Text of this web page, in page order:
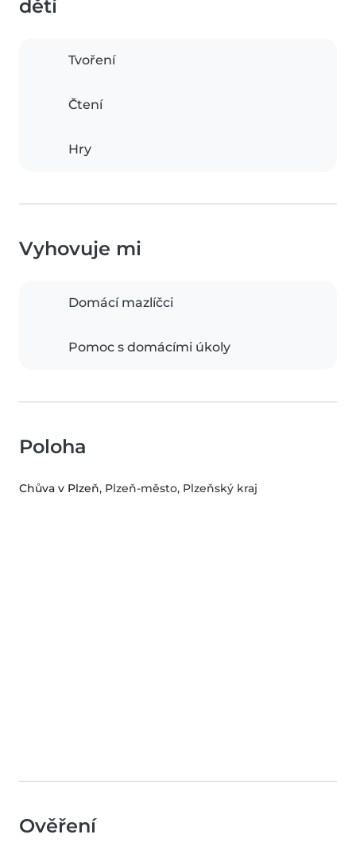
dětí
Tvoření
Čtení
Hry
Vyhovuje mi
Domácí mazlíčci
Pomoc s domácími úkoly
Poloha
Chůva v Plzeň, Plzeň-město, Plzeňský kraj
Ověření